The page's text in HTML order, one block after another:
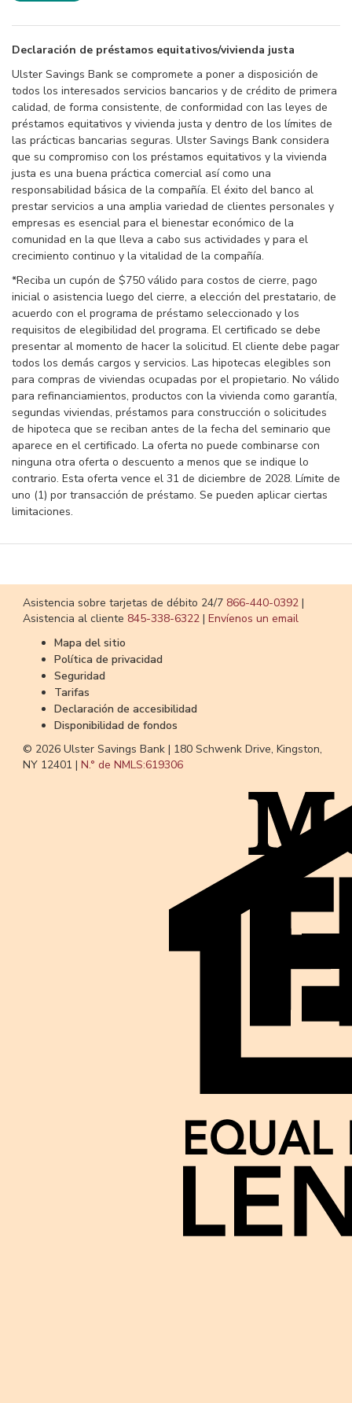
Declaración de préstamos equitativos/vivienda justa
Ulster Savings Bank se compromete a poner a disposición de
todos los interesados servicios bancarios y de crédito de primera
calidad, de forma consistente, de conformidad con las leyes de
préstamos equitativos y vivienda justa y dentro de los límites de
las prácticas bancarias seguras. Ulster Savings Bank considera
que su compromiso con los préstamos equitativos y la vivienda
justa es una buena práctica comercial así como una
responsabilidad básica de la compañía. El éxito del banco al
prestar servicios a una amplia variedad de clientes personales y
empresas es esencial para el bienestar económico de la
comunidad en la que lleva a cabo sus actividades y para el
crecimiento continuo y la vitalidad de la compañía.
*Reciba un cupón de $750 válido para costos de cierre, pago
inicial o asistencia luego del cierre, a elección del prestatario, de
acuerdo con el programa de préstamo seleccionado y los
requisitos de elegibilidad del programa. El certificado se debe
presentar al momento de hacer la solicitud. El cliente debe pagar
todos los demás cargos y servicios. Las hipotecas elegibles son
para compras de viviendas ocupadas por el propietario. No válido
para refinanciamientos, productos con la vivienda como garantía,
segundas viviendas, préstamos para construcción o solicitudes
de hipoteca que se reciban antes de la fecha del seminario que
aparece en el certificado. La oferta no puede combinarse con
ninguna otra oferta o descuento a menos que se indique lo
contrario. Esta oferta vence el 31 de diciembre de 2028. Límite de
uno (1) por transacción de préstamo. Se pueden aplicar ciertas
limitaciones.
​​​​​​​Asistencia sobre tarjetas de débito 24/7 866-440-0392 |
Asistencia al cliente ​​​​​​​845-338-6322 | Envíenos un email
Mapa del sitio
Política de privacidad
Seguridad
Tarifas
Declaración de accesibilidad
Disponibilidad de fondos
© 2026 Ulster Savings Bank | 180 Schwenk Drive, Kingston,
NY 12401 | N.° de NMLS:619306